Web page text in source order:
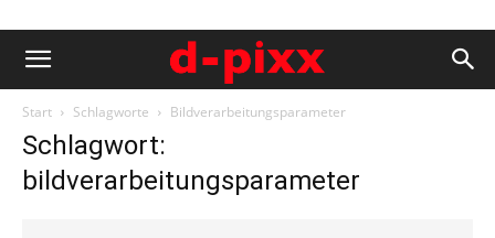
Start Schlagworte Bildverarbeitungsparameter
Schlagwort:
bildverarbeitungsparameter